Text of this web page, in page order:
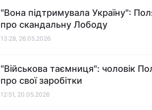
"Вона підтримувала Україну":
про скандальну Лободу
13:28, 26.05.2026
"Військова таємниця": чоловік
про свої заробітки
12:51, 20.05.2026